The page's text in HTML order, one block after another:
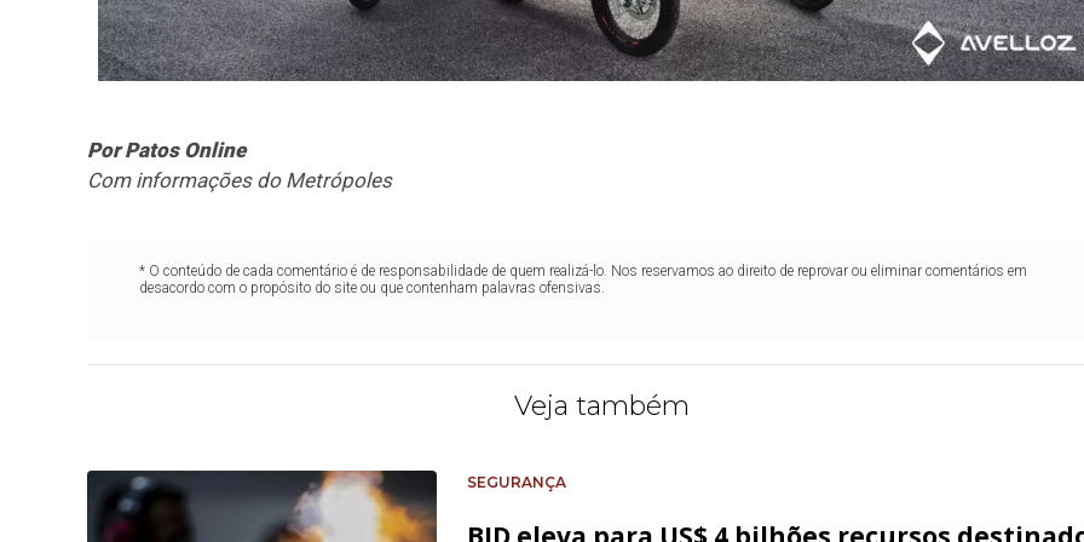
Por Patos Online
Com informações do Metrópoles
* O conteúdo de cada comentário é de responsabilidade de quem realizá-lo. Nos reservamos ao direito de reprovar ou eliminar comentários em
desacordo com o propósito do site ou que contenham palavras ofensivas.
Veja também
SEGURANÇA